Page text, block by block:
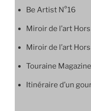
Be Artist N°16
Miroir de l’art
Miroir de l’art
Touraine
Itinéraire d’un